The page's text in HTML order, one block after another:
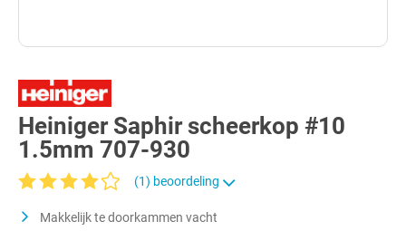
Heiniger Saphir scheerkop #10
1.5mm 707-930
(1) beoordeling
Makkelijk te doorkammen vacht